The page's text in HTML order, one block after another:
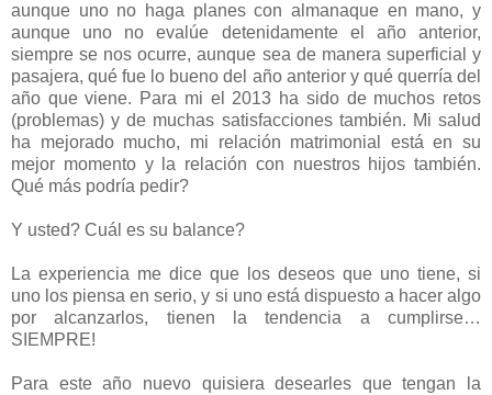
aunque uno no haga planes con almanaque en mano, y
aunque uno no evalúe detenidamente el año anterior,
siempre se nos ocurre, aunque sea de manera superficial y
pasajera, qué fue lo bueno del año anterior y qué querría del
año que viene. Para mi el 2013 ha sido de muchos retos
(problemas) y de muchas satisfacciones también. Mi salud
ha mejorado mucho, mi relación matrimonial está en su
mejor momento y la relación con nuestros hijos también.
Qué más podría pedir?
Y usted? Cuál es su balance?
La experiencia me dice que los deseos que uno tiene, si
uno los piensa en serio, y si uno está dispuesto a hacer algo
por alcanzarlos, tienen la tendencia a cumplirse…
SIEMPRE!
Para este año nuevo quisiera desearles que tengan la